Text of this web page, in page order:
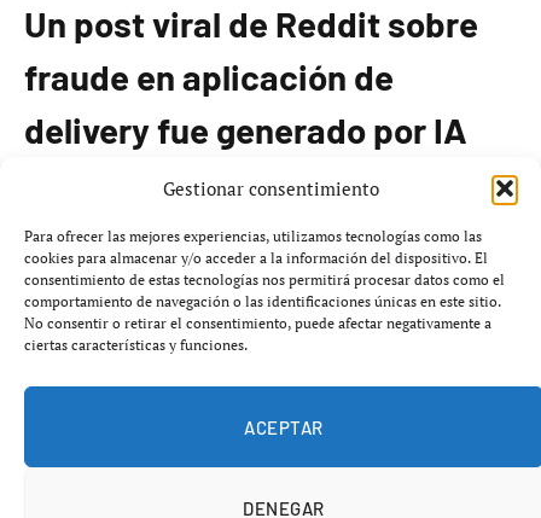
Gestionar consentimiento
Para ofrecer las mejores experiencias, utilizamos tecnologías como las
cookies para almacenar y/o acceder a la información del dispositivo. El
consentimiento de estas tecnologías nos permitirá procesar datos como el
comportamiento de navegación o las identificaciones únicas en este sitio.
No consentir o retirar el consentimiento, puede afectar negativamente a
ciertas características y funciones.
ACEPTAR
DENEGAR
Un post viral de Reddit sobre
fraude en aplicación de
delivery fue generado por IA
Un usuario de Reddit que se presentó como un
denunciante de una aplicación de entrega de comida ha
sido desmentido. Este usuario creó un post viral en el
que alegaba que la empresa para la que trabajaba estaba
explotando a sus conductores y usuarios.
El supuesto denunciante afirmaba que estaba ebrio y
utilizando el wifi público de una biblioteca para detallar
cómo la empresa aprovechaba lagunas legales para robar